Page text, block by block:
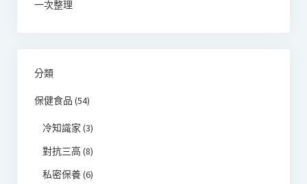
一次整理
分類
保健食品 (54)
冷知識家 (3)
對抗三高(8)
私密保養(6)